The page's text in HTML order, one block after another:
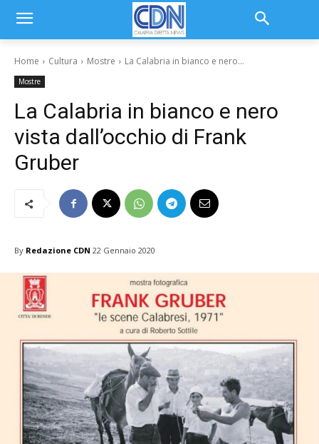
Home Cultura Mostre La Calabria in bianco e nero...
Mostre
La Calabria in bianco e nero
vista dall’occhio di Frank
Gruber
By Redazione CDN 22 Gennaio 2020